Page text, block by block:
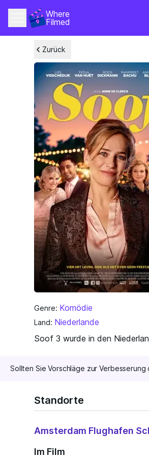
Where
Filmed
Zurück
Genre: Komödie
Land: Niederlande
Soof 3 wurde in den
Sollten Sie Vorschläge zur
Standorte
Amsterdam Flughafen
Im Film